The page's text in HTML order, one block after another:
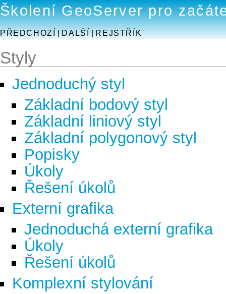
Školení GeoServer pro
PŘEDCHOZÍ|DALŠÍ|REJSTŘÍK
Styly
Jednoduchý styl
Základní bodový styl
Základní liniový styl
Základní polygonový styl
Popisky
Úkoly
Řešení úkolů
Externí grafika
Jednoduchá externí grafika
Úkoly
Řešení úkolů
Komplexní stylování